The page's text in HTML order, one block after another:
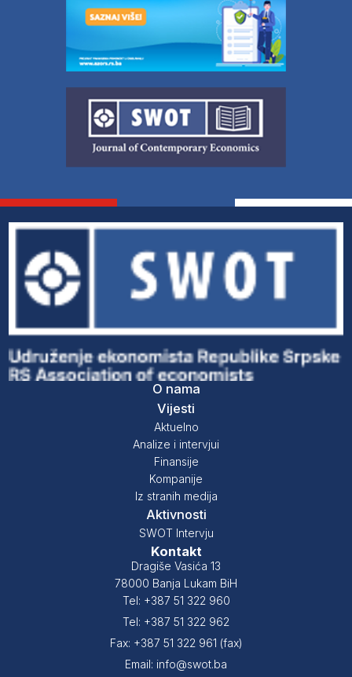
O nama
Vijesti
Aktuelno
Analize i intervjui
Finansije
Kompanije
Iz stranih medija
Aktivnosti
SWOT Intervju
Kontakt
Dragiše Vasića 13
78000 Banja Lukam BiH
Tel: +387 51 322 960
Tel: +387 51 322 962
Fax: +387 51 322 961 (fax)
Email: info@swot.ba